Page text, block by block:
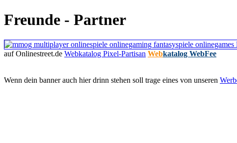
Freunde - Partner
auf Onlinestreet.de Webkatalog Pixel-Partisan Webkatalog WebFee
Wenn dein banner auch hier drinn stehen soll trage eines von unseren